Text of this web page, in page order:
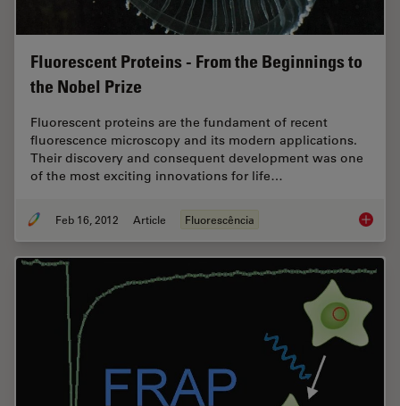
Fluorescent Proteins - From the Beginnings to
the Nobel Prize
Fluorescent proteins are the fundament of recent
fluorescence microscopy and its modern applications.
Their discovery and consequent development was one
of the most exciting innovations for life…
Feb 16, 2012 Article Fluorescência